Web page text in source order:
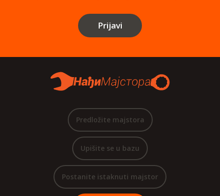
Prijavi
Predložite majstora
Upišite se u bazu
Postanite istaknuti majstor